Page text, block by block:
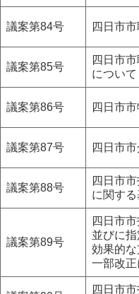
議案第84号 四日市
議案第85号
四日市
について
議案第86号 四日市
議案第87号 四日市
議案第88号
四日市
に関す
議案第89号
四日市
並びに
効果的
一部改正
四日市